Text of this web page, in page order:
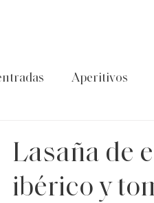
Aperitivos
Lasaña de
ibérico y